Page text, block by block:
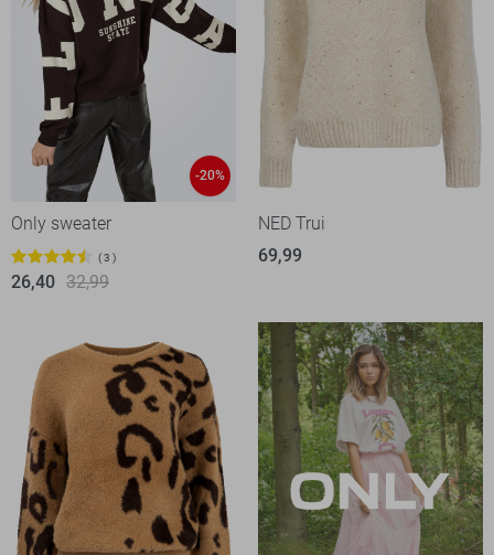
-20%
Only sweater
3
26,40 32,99
NED Trui
69,99